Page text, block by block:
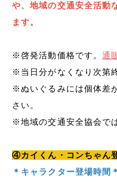
や、地域の交通安全活動
ます。
※啓発活動価格です。通
※当日分がなくなり次第
※ぬいぐるみには個体差
さい。
※地域の交通安全協会で
④カイくん・コンちゃん
＊キャラクター登場時間＊